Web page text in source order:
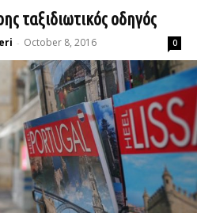
ταξιδιωτικός οδηγός
- October 8, 2016 0